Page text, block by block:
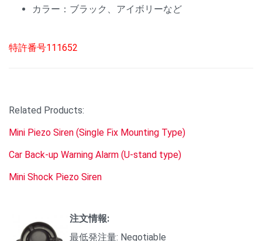
カラー：ブラック、アイボリーなど
特許番号111652
Related Products:
Mini Piezo Siren (Single Fix Mounting Type)
Car Back-up Warning Alarm (U-stand type)
Mini Shock Piezo Siren
注文情報:
最低発注量: Negotiable